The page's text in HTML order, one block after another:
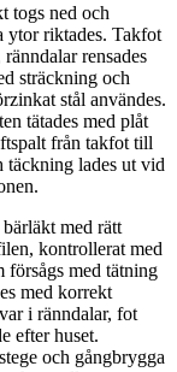
togs ned och
ytor riktades. Takfot
rensades
sträckning och
stål användes.
tätades med plåt
från takfot till
lades ut vid
med rätt
kontrollerat med
försågs med tätning
med korrekt
i ränndalar, fot
efter huset.
och gångbrygga